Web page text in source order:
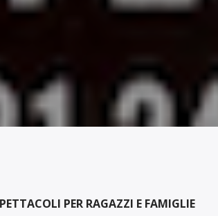
PER RAGAZZI E FAMIGLIE